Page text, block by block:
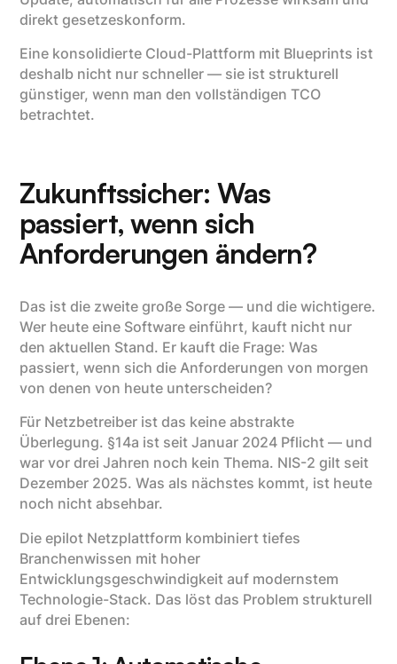
direkt gesetzeskonform.
Eine konsolidierte Cloud-Plattform mit Blueprints ist
deshalb nicht nur schneller — sie ist strukturell
günstiger, wenn man den vollständigen TCO
betrachtet.
Zukunftssicher: Was
passiert, wenn sich
Anforderungen ändern?
Das ist die zweite große Sorge — und die wichtigere.
Wer heute eine Software einführt, kauft nicht nur
den aktuellen Stand. Er kauft die Frage: Was
passiert, wenn sich die Anforderungen von morgen
von denen von heute unterscheiden?
Für Netzbetreiber ist das keine abstrakte
Überlegung. §14a ist seit Januar 2024 Pflicht — und
war vor drei Jahren noch kein Thema. NIS-2 gilt seit
Dezember 2025. Was als nächstes kommt, ist heute
noch nicht absehbar.
Die epilot Netzplattform kombiniert tiefes
Branchenwissen mit hoher
Entwicklungsgeschwindigkeit auf modernstem
Technologie-Stack. Das löst das Problem strukturell
auf drei Ebenen: